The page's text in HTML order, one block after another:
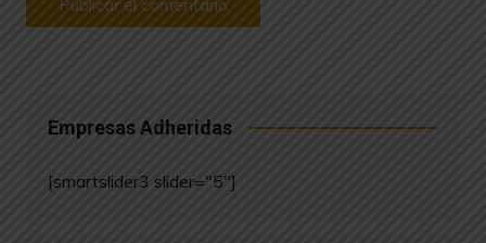
Empresas Adheridas
[smartslider3 slider="5"]